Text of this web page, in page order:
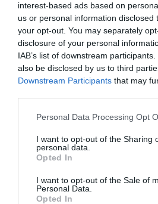
interest-based ads based on
us or personal information disclosed
your opt-out. You may separately
disclosure of your personal
IAB’s list of downstream
also be disclosed by us to third
Downstream Participants that may
Please note that this website/app
not limited to your visit or usage
grant or deny consent to Google
use your data for below specified
consent section.
Personal Data Processing Opt
I want to opt-out of the Sharing
personal data.
Opted In
I want to opt-out of the Sale of
Personal Data.
Opted In
ΛΟΓΑΡΙΑΣΜΟΣ - ΛΙΟΛΙΟΥ